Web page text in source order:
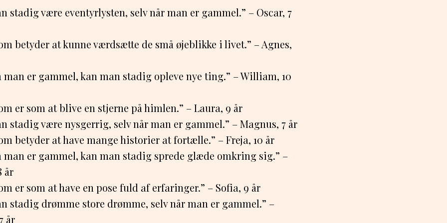
stadig være eventyrlysten, selv når man er gammel.” – Oscar, 7
betyder at kunne værdsætte de små øjeblikke i livet.” – Agnes,
man er gammel, kan man stadig opleve nye ting.” – William, 10
er som at blive en stjerne på himlen.” – Laura, 9 år
stadig være nysgerrig, selv når man er gammel.” – Magnus, 7 år
betyder at have mange historier at fortælle.” – Freja, 10 år
man er gammel, kan man stadig sprede glæde omkring sig.” –
år
er som at have en pose fuld af erfaringer.” – Sofia, 9 år
stadig drømme store drømme, selv når man er gammel.” –
år